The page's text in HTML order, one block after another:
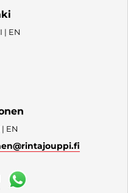
| EN
EN
@rintajouppi.fi